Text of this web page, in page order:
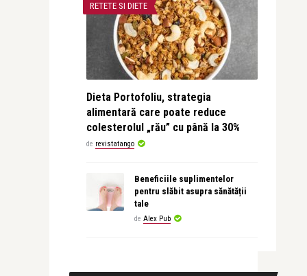
RETETE SI DIETE
Dieta Portofoliu, strategia
alimentară care poate reduce
colesterolul „rău” cu până la 30%
de revistatango
Beneficiile suplimentelor
pentru slăbit asupra sănătății
tale
de Alex Pub